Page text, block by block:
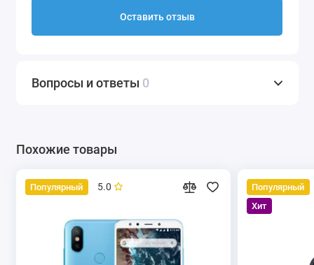
Оставить отзыв
Вопросы и ответы 0
Похожие товары
Популярный 5.0
Популярный
Хит